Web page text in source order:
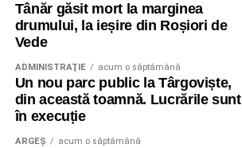
Tânăr găsit mort la marginea
drumului, la ieșire din Roșiori de
Vede
ADMINISTRAŢIE acum o săptămână
Un nou parc public la Târgoviște,
din această toamnă. Lucrările sunt
în execuție
ARGEȘ acum o săptămână